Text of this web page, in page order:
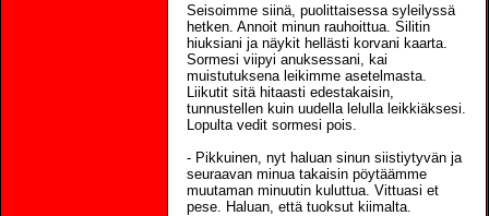
Seisoimme siinä, puolittaisessa syleilyssä
hetken. Annoit minun rauhoittua. Silitin
hiuksiani ja näykit hellästi korvani kaarta.
Sormesi viipyi anuksessani, kai
muistutuksena leikimme asetelmasta.
Liikutit sitä hitaasti edestakaisin,
tunnustellen kuin uudella lelulla leikkiäksesi.
Lopulta vedit sormesi pois.
- Pikkuinen, nyt haluan sinun siistiytyvän ja
seuraavan minua takaisin pöytäämme
muutaman minuutin kuluttua. Vittuasi et
pese. Haluan, että tuoksut kiimalta.